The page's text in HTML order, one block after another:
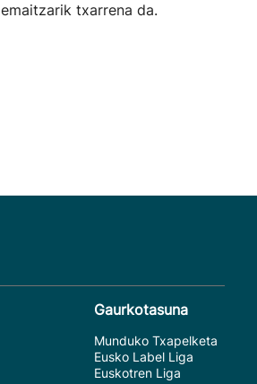
emaitzarik txarrena da.
Gaurkotasuna
Munduko Txapelketa
Eusko Label Liga
Euskotren Liga